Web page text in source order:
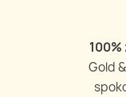
100%
Gold